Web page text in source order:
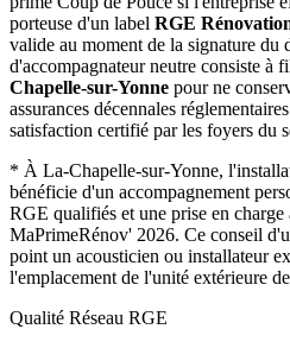
porteuse d'un label RGE
valide au moment de la signature du
d'accompagnateur neutre consiste à
Chapelle-sur-Yonne pour ne
assurances décennales
satisfaction certifié par les foyers du
* À La-Chapelle-sur-Yonne,
bénéficie d'un accompagnement
RGE qualifiés et une prise en charge
MaPrimeRénov' 2026. Ce conseil
point un acousticien ou installateur
l'emplacement de l'unité extérieure
Qualité Réseau RGE